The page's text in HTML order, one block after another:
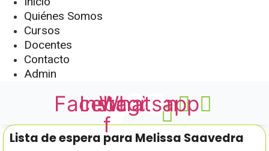
Quiénes Somos
Cursos
Docentes
Contacto
Admin
Facebook-
f
Instagram
Whatsapp
Lista de espera para Melissa Saavedra